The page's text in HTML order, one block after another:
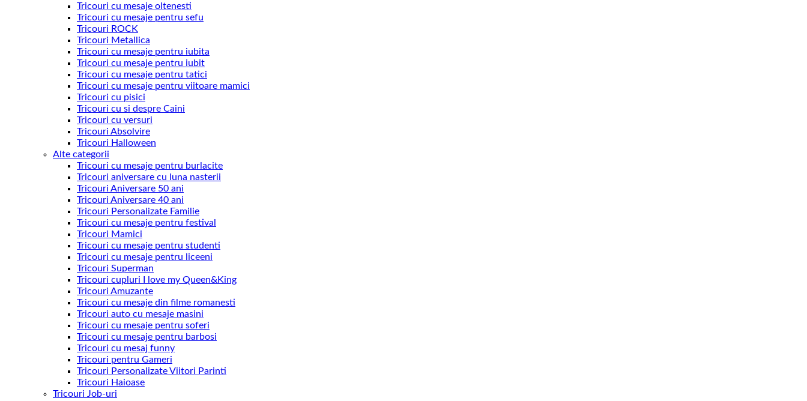
Tricouri cu mesaje oltenesti
Tricouri cu mesaje pentru sefu
Tricouri ROCK
Tricouri Metallica
Tricouri cu mesaje pentru iubita
Tricouri cu mesaje pentru iubit
Tricouri cu mesaje pentru tatici
Tricouri cu mesaje pentru viitoare mamici
Tricouri cu pisici
Tricouri cu si despre Caini
Tricouri cu versuri
Tricouri Absolvire
Tricouri Halloween
Alte categorii
Tricouri cu mesaje pentru burlacite
Tricouri aniversare cu luna nasterii
Tricouri Aniversare 50 ani
Tricouri Aniversare 40 ani
Tricouri Personalizate Familie
Tricouri cu mesaje pentru festival
Tricouri Mamici
Tricouri cu mesaje pentru studenti
Tricouri cu mesaje pentru liceeni
Tricouri Superman
Tricouri cupluri I love my Queen&King
Tricouri Amuzante
Tricouri cu mesaje din filme romanesti
Tricouri auto cu mesaje masini
Tricouri cu mesaje pentru soferi
Tricouri cu mesaje pentru barbosi
Tricouri cu mesaj funny
Tricouri pentru Gameri
Tricouri Personalizate Viitori Parinti
Tricouri Haioase
Tricouri Job-uri